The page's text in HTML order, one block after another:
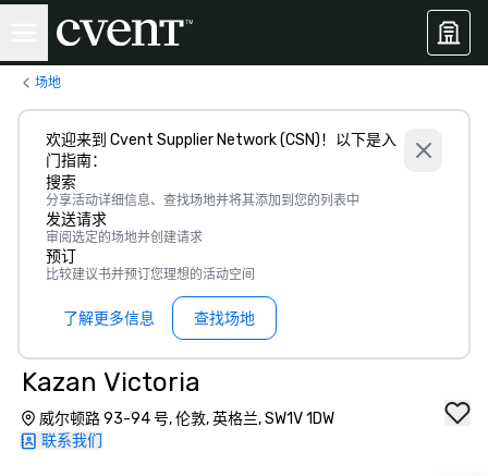
场地
欢迎来到 Cvent Supplier Network (CSN)！以下是入
门指南：
搜索
分享活动详细信息、查找场地并将其添加到您的列表中
发送请求
审阅选定的场地并创建请求
预订
比较建议书并预订您理想的活动空间
了解更多信息 查找场地
Kazan Victoria
威尔顿路 93-94 号, 伦敦, 英格兰, SW1V 1DW
联系我们